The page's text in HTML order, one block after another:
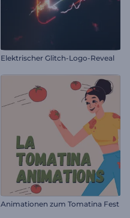
Elektrischer Glitch-Logo-Reveal
Animationen zum Tomatina Fest